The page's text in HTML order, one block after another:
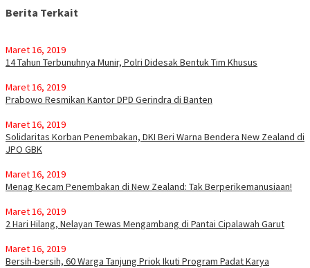
Berita Terkait
Maret 16, 2019
14 Tahun Terbunuhnya Munir, Polri Didesak Bentuk Tim Khusus
Maret 16, 2019
Prabowo Resmikan Kantor DPD Gerindra di Banten
Maret 16, 2019
Solidaritas Korban Penembakan, DKI Beri Warna Bendera New Zealand di
JPO GBK
Maret 16, 2019
Menag Kecam Penembakan di New Zealand: Tak Berperikemanusiaan!
Maret 16, 2019
2 Hari Hilang, Nelayan Tewas Mengambang di Pantai Cipalawah Garut
Maret 16, 2019
Bersih-bersih, 60 Warga Tanjung Priok Ikuti Program Padat Karya